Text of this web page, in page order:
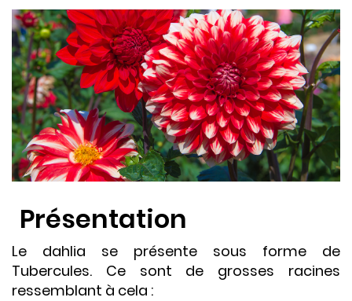
Présentation
Le dahlia se présente sous forme de
Tubercules. Ce sont de grosses racines
ressemblant à cela :